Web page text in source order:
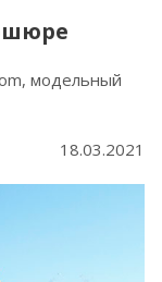
модельный
18.03.2021